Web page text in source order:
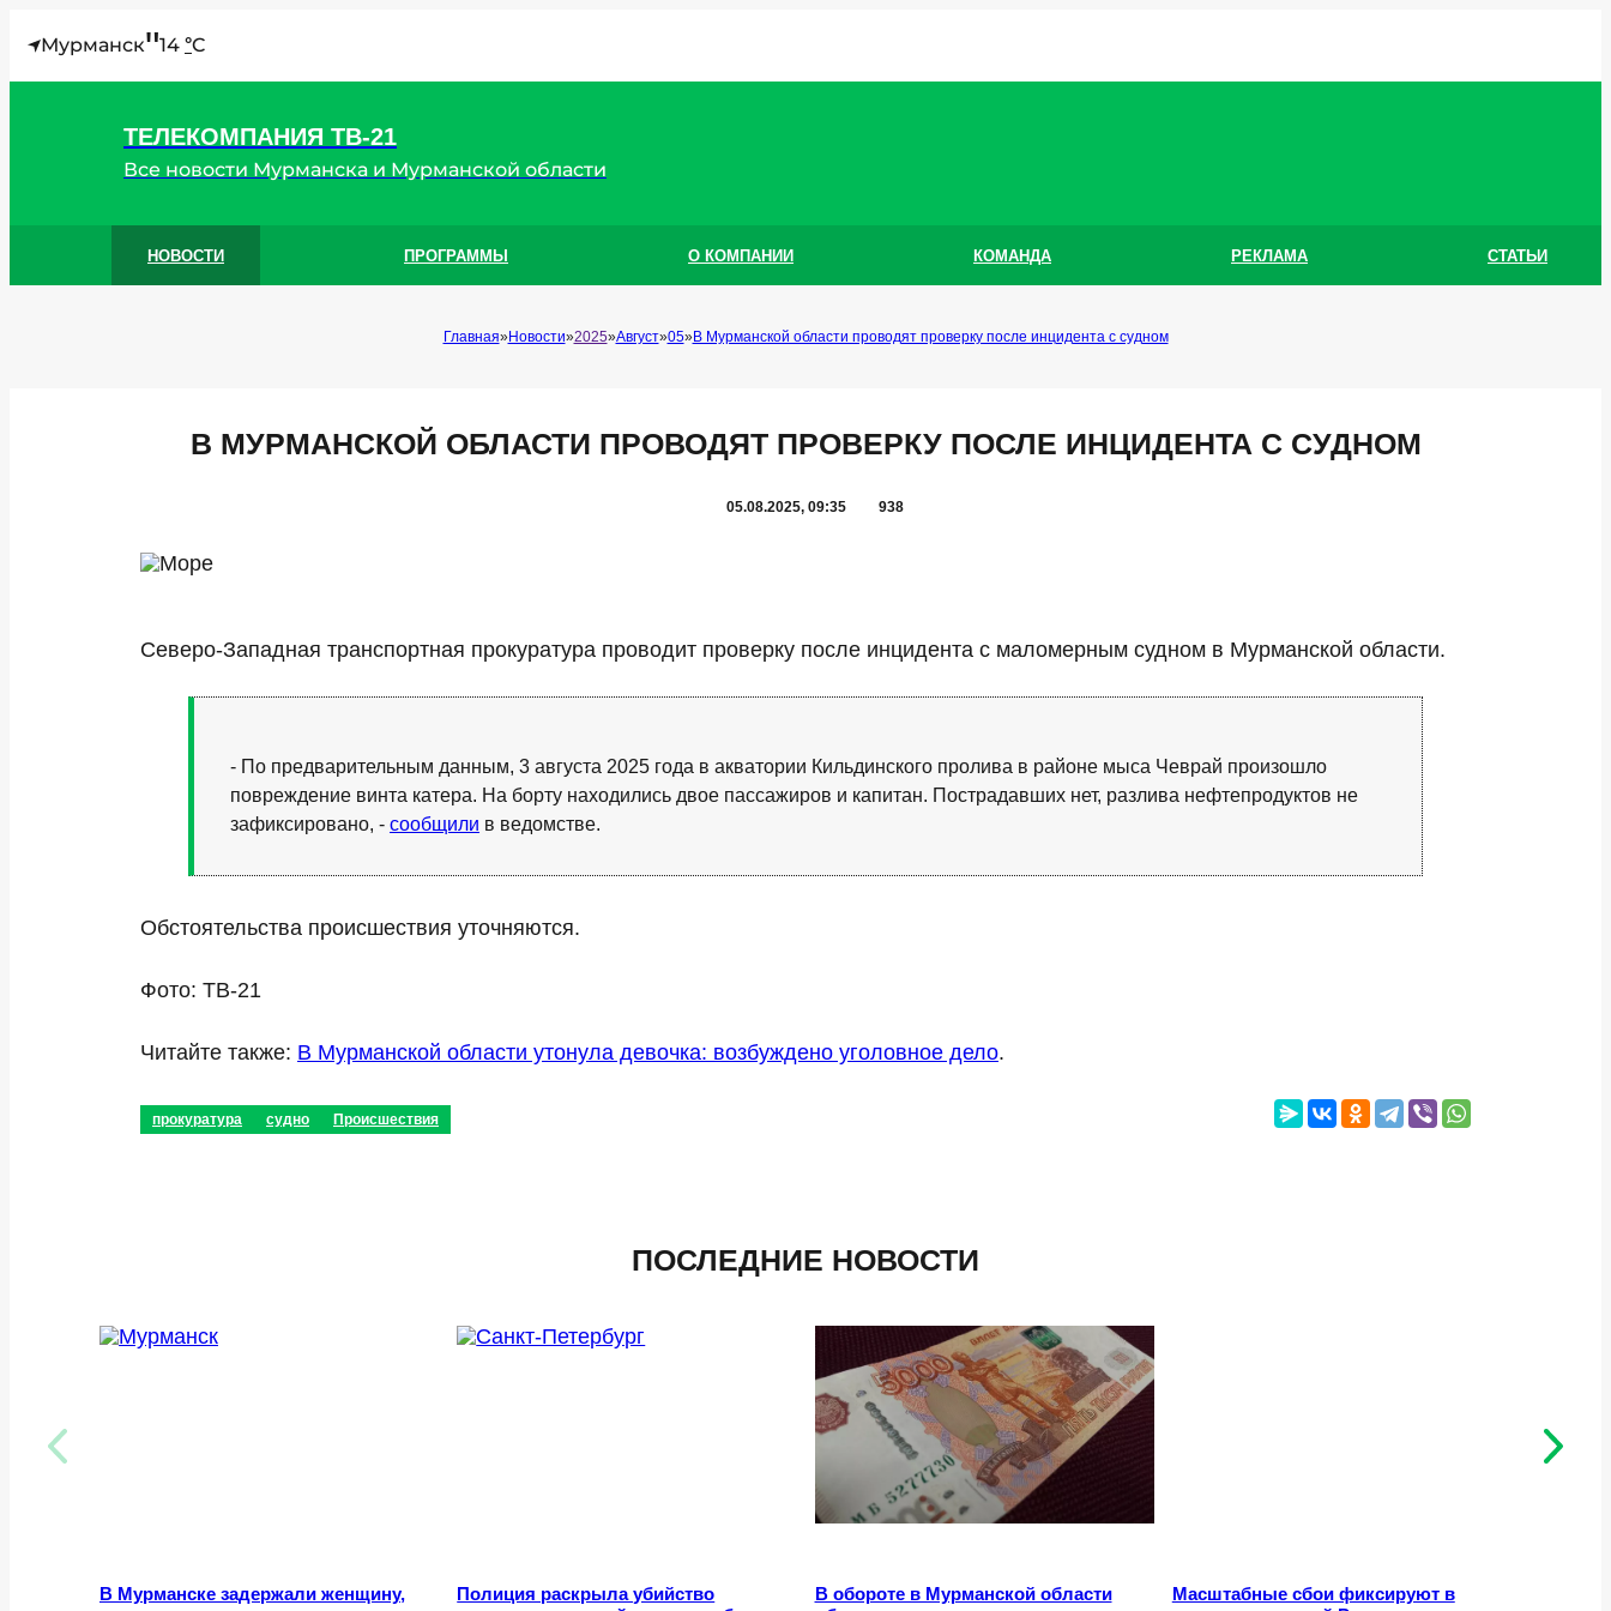
Мурманск"14 °C
ТЕЛЕКОМПАНИЯ ТВ-21
Все новости Мурманска и Мурманской области
НОВОСТИ ПРОГРАММЫ О КОМПАНИИ КОМАНДА РЕКЛАМА СТАТЬИ
Главная Новости 2025 Август 05 В Мурманской области проводят проверку после инцидента с судном
В МУРМАНСКОЙ ОБЛАСТИ ПРОВОДЯТ ПРОВЕРКУ ПОСЛЕ ИНЦИДЕНТА С СУДНОМ
05.08.2025, 09:35 938
Северо-Западная транспортная прокуратура проводит проверку после инцидента с маломерным судном в Мурманской области.
- По предварительным данным, 3 августа 2025 года в акватории Кильдинского пролива в районе мыса Чеврай произошло
повреждение винта катера. На борту находились двое пассажиров и капитан. Пострадавших нет, разлива нефтепродуктов не
зафиксировано, - сообщили в ведомстве.
Обстоятельства происшествия уточняются.
Фото: ТВ-21
Читайте также: В Мурманской области утонула девочка: возбуждено уголовное дело.
прокуратура судно Происшествия
ПОСЛЕДНИЕ НОВОСТИ
В Мурманске задержали женщину,
Полиция раскрыла убийство
В обороте в Мурманской области
Масштабные сбои фиксируют в